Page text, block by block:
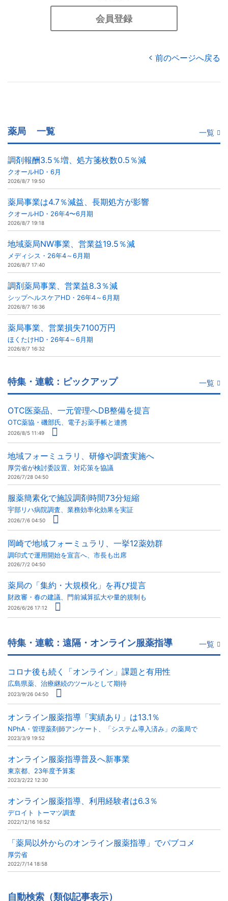
会員登録
前のページへ戻る
薬局 一覧 一覧
調剤報酬3.5％増、処方箋枚数0.5％減
クオールHD・6月
2026/8/7 19:50
薬局事業は4.7％減益、長期処方が影響
クオールHD・26年4〜6月期
2026/8/7 19:18
地域薬局NW事業、営業益19.5％減
メディシス・26年4～6月期
2026/8/7 17:40
調剤薬局事業、営業益8.3％減
シップヘルスケアHD・26年4～6月期
2026/8/7 16:36
薬局事業、営業損失7100万円
ほくたけHD・26年4～6月期
2026/8/7 16:32
特集・連載：ピックアップ 一覧
OTC医薬品、一元管理へDB整備を提言
OTC薬協・磯部氏、電子お薬手帳と連携
2026/8/5 11:49
地域フォーミュラリ、研修や調査実施へ
厚労省が検討委設置、対応策を協議
2026/7/28 04:50
服薬簡素化で施設調剤時間73分短縮
宇部リハ病院調査、業務効率化効果を実証
2026/7/6 04:50
岡崎で地域フォーミュラリ、一挙12薬効群
調印式で運用開始を宣言へ、市長も出席
2026/7/2 04:50
薬局の「集約・大規模化」を再び提言
財政審・春の建議、門前減算拡大や量的規制も
2026/6/26 17:12
特集・連載：遠隔・オンライン服薬指導 一覧
コロナ後も続く「オンライン」課題と有用性
広島県薬、治療継続のツールとして期待
2023/9/26 04:50
オンライン服薬指導「実績あり」は13.1％
NPhA・管理薬剤師アンケート、「システム導入済み」の薬局で
2023/3/9 19:52
オンライン服薬指導普及へ新事業
東京都、23年度予算案
2023/2/22 12:30
オンライン服薬指導、利用経験者は6.3％
デロイト トーマツ調査
2022/12/16 16:52
「薬局以外からのオンライン服薬指導」でパブコメ
厚労省
2022/7/14 18:58
自動検索（類似記事表示）